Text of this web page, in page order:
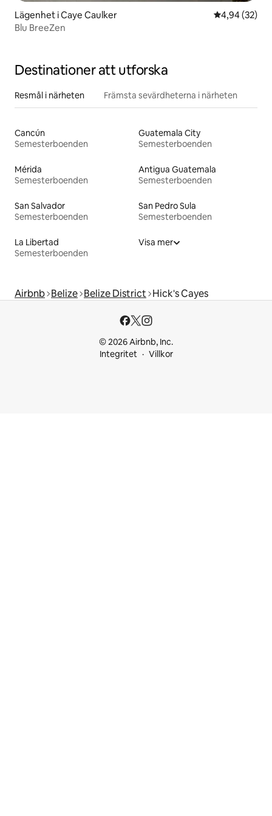
Lägenhet i Caye Caulker 4,94 av 5 i
4,94 (32)
Blu BreeZen
Destinationer att utforska
Resmål i närheten Främsta sevärdheterna i närheten
Cancún
Semesterboenden
Guatemala City
Semesterboenden
Mérida
Semesterboenden
Antigua Guatemala
Semesterboenden
San Salvador
Semesterboenden
San Pedro Sula
Semesterboenden
La Libertad
Semesterboenden
Visa mer
Airbnb Belize Belize District Hick's Cayes
© 2026 Airbnb, Inc.
Integritet
Villkor